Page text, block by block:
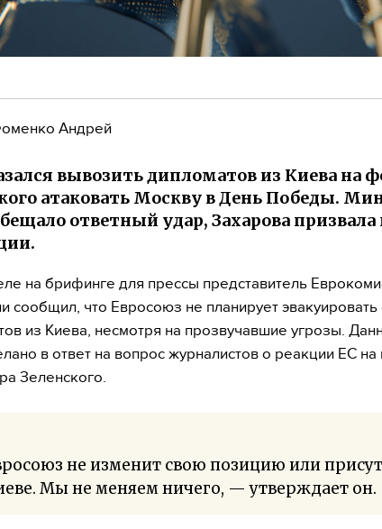
Андрей
вывозить дипломатов из Киева на
атаковать Москву в День Победы.
ответный удар, Захарова призвала
на брифинге для прессы представитель
сообщил, что Евросоюз не планирует эвакуировать
из Киева, несмотря на прозвучавшие угрозы.
в ответ на вопрос журналистов о реакции ЕС
Зеленского.
не изменит свою позицию или
Мы не меняем ничего, — утверждает он.